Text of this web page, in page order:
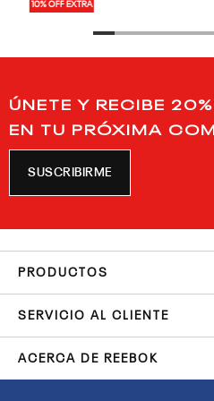
10% OFF EXTRA
ÚNETE Y RECIBE
EN TU PRÓXIMA
SUSCRIBIRME
PRODUCTOS
SERVICIO AL CLIENTE
ACERCA DE REEBOK